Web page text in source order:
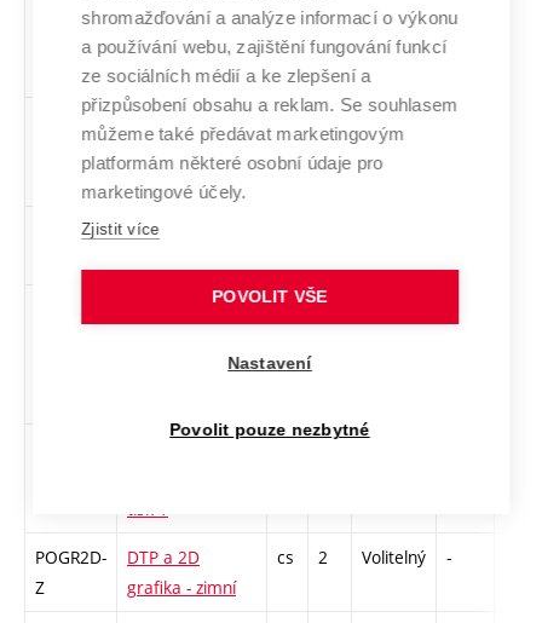
DKFI-Z
Dějiny a
kontexty
fotografie 1
cs 3 Volitelný -
animovaného
filmu
Volitelný
DEDE1-Z
Dějiny designu 1
cs 2
tisk 1
POGR2D-
Z
DTP a 2D
grafika - zimní
cs 2 Volitelný -
shromažďování a analýze informací o výkonu
a používání webu, zajištění fungování funkcí
ze sociálních médií a ke zlepšení a
přizpůsobení obsahu a reklam. Se souhlasem
můžeme také předávat marketingovým
platformám některé osobní údaje pro
marketingové účely.
Zjistit více
POVOLIT VŠE
Nastavení
Povolit pouze nezbytné